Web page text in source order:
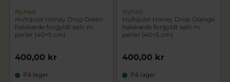
Nyhed
Hultquist Honey Drop Green
halskæde forgyldt sølv m.
perler (40+5 cm)
400,00 kr
På lager
Nyhed
Hultquist Honey Drop Orange
halskæde forgyldt sølv m.
perler (40+5 cm)
400,00 kr
På lager